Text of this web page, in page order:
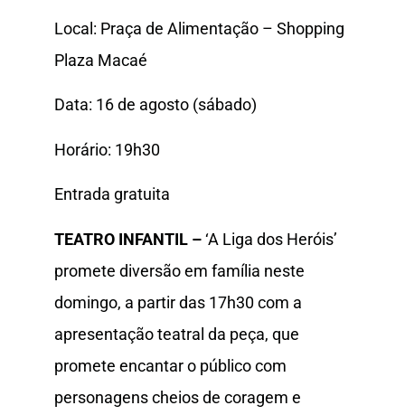
Local: Praça de Alimentação – Shopping
Plaza Macaé
Data: 16 de agosto (sábado)
Horário: 19h30
Entrada gratuita
TEATRO INFANTIL –‘A Liga dos Heróis’
promete diversão em família neste
domingo, a partir das 17h30 com a
apresentação teatral da peça, que
promete encantar o público com
personagens cheios de coragem e